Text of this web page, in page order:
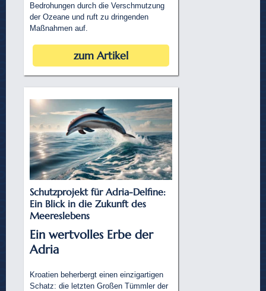
Bedrohungen durch die Verschmutzung
der Ozeane und ruft zu dringenden
Maßnahmen auf.
zum Artikel
Schutzprojekt für Adria-Delfine:
Ein Blick in die Zukunft des
Meereslebens
Ein wertvolles Erbe der
Adria
Kroatien beherbergt einen einzigartigen
Schatz: die letzten Großen Tümmler der